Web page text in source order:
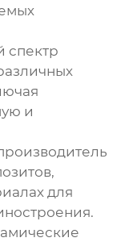
спектр
и
,
для